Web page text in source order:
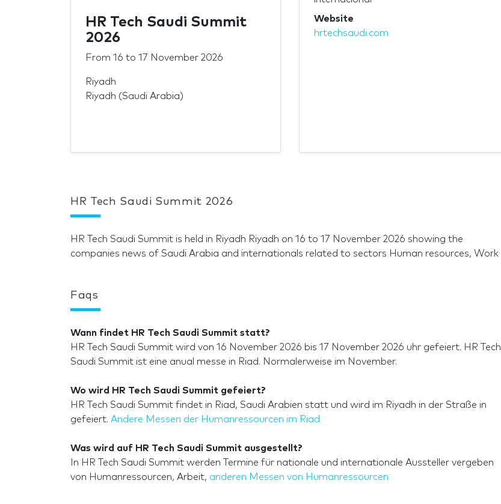
HR Tech Saudi Summit
2026
From 16 to 17 November 2026
Riyadh
Riyadh (Saudi Arabia)
Website
hrtechsaudi.com
HR Tech Saudi Summit 2026
HR Tech Saudi Summit is held in Riyadh Riyadh on 16 to 17 November 2026 showing the
companies news of Saudi Arabia and internationals related to sectors Human resources, Work
Faqs
Wann findet HR Tech Saudi Summit statt?
HR Tech Saudi Summit wird von 16 November 2026 bis 17 November 2026 uhr gefeiert. HR Tech
Saudi Summit ist eine anual messe in Riad. Normalerweise im November.
Wo wird HR Tech Saudi Summit gefeiert?
HR Tech Saudi Summit findet in Riad, Saudi Arabien statt und wird im Riyadh in der Straße in
gefeiert. Andere Messen der Humanressourcen im Riad
Was wird auf HR Tech Saudi Summit ausgestellt?
In HR Tech Saudi Summit werden Termine für nationale und internationale Aussteller vergeben
von Humanressourcen, Arbeit, anderen Messen von Humanressourcen